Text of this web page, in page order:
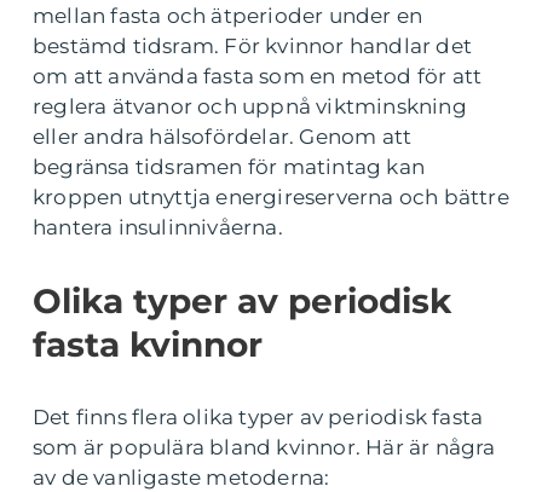
mellan fasta och ätperioder under en
bestämd tidsram. För kvinnor handlar det
om att använda fasta som en metod för att
reglera ätvanor och uppnå viktminskning
eller andra hälsofördelar. Genom att
begränsa tidsramen för matintag kan
kroppen utnyttja energireserverna och bättre
hantera insulinnivåerna.
Olika typer av periodisk
fasta kvinnor
Det finns flera olika typer av periodisk fasta
som är populära bland kvinnor. Här är några
av de vanligaste metoderna: